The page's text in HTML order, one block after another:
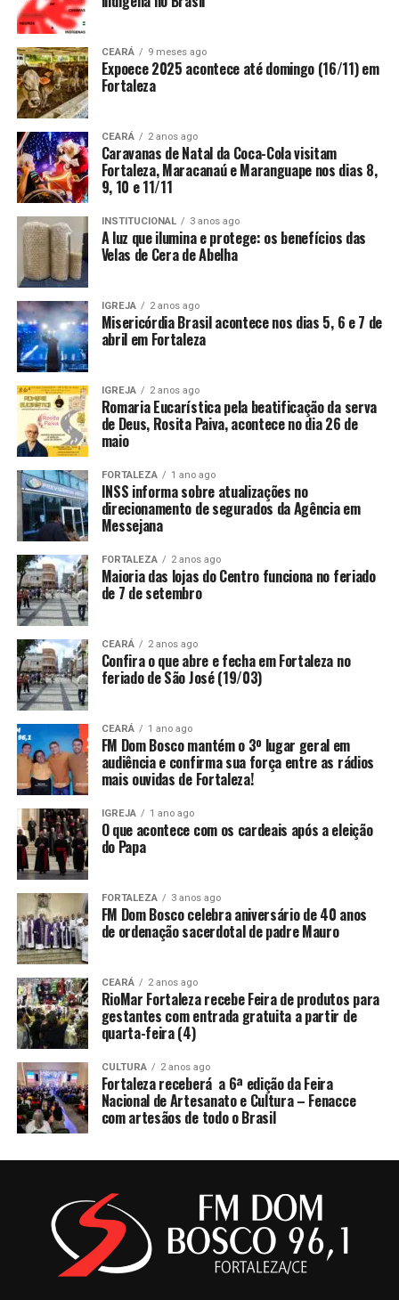
CEARÁ 9 meses ago
Expoece 2025 acontece até domingo (16/11) em
Fortaleza
CEARÁ 2 anos ago
Caravanas de Natal da Coca-Cola visitam
Fortaleza, Maracanaú e Maranguape nos dias 8,
9, 10 e 11/11
INSTITUCIONAL 3 anos ago
A luz que ilumina e protege: os benefícios das
Velas de Cera de Abelha
IGREJA 2 anos ago
Misericórdia Brasil acontece nos dias 5, 6 e 7 de
abril em Fortaleza
IGREJA 2 anos ago
Romaria Eucarística pela beatificação da serva
de Deus, Rosita Paiva, acontece no dia 26 de
maio
FORTALEZA 1 ano ago
INSS informa sobre atualizações no
direcionamento de segurados da Agência em
Messejana
FORTALEZA 2 anos ago
Maioria das lojas do Centro funciona no feriado
de 7 de setembro
CEARÁ 2 anos ago
Confira o que abre e fecha em Fortaleza no
feriado de São José (19/03)
CEARÁ 1 ano ago
FM Dom Bosco mantém o 3º lugar geral em
audiência e confirma sua força entre as rádios
mais ouvidas de Fortaleza!
IGREJA 1 ano ago
O que acontece com os cardeais após a eleição
do Papa
FORTALEZA 3 anos ago
FM Dom Bosco celebra aniversário de 40 anos
de ordenação sacerdotal de padre Mauro
CEARÁ 2 anos ago
RioMar Fortaleza recebe Feira de produtos para
gestantes com entrada gratuita a partir de
quarta-feira (4)
CULTURA 2 anos ago
Fortaleza receberá a 6ª edição da Feira
Nacional de Artesanato e Cultura – Fenacce
com artesãos de todo o Brasil